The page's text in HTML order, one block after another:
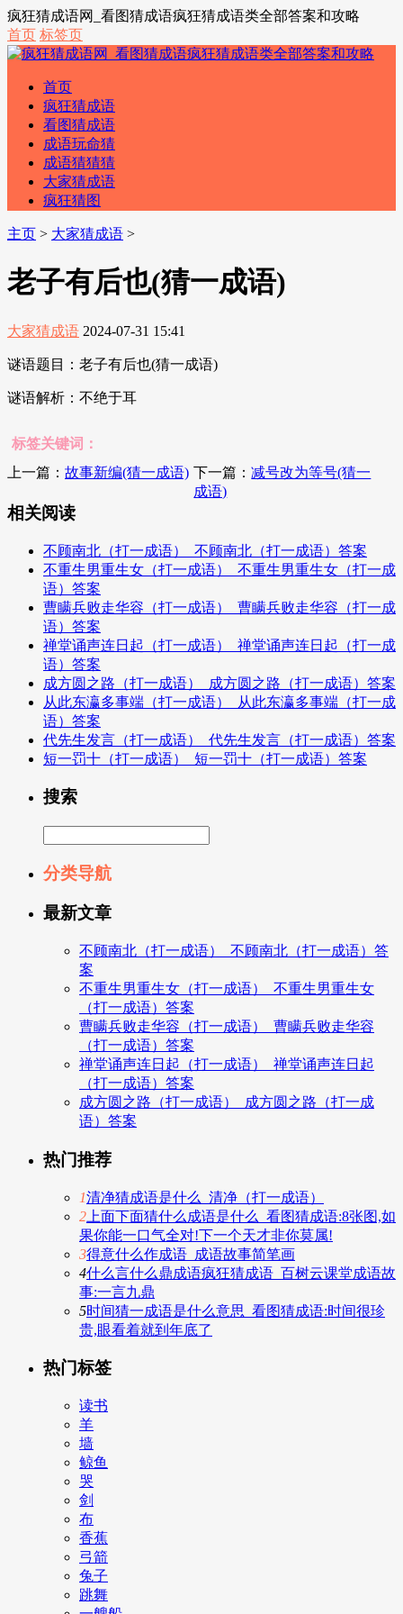
疯狂猜成语网_看图猜成语疯狂猜成语类全部答案和攻略
首页 标签页
首页
疯狂猜成语
看图猜成语
成语玩命猜
成语猜猜猜
大家猜成语
疯狂猜图
主页 > 大家猜成语 >
老子有后也(猜一成语)
大家猜成语 2024-07-31 15:41
谜语题目：老子有后也(猜一成语)
谜语解析：不绝于耳
标签关键词：
上一篇： 故事新编(猜一成语) 下一篇：减号改为等号(猜一
成语)
相关阅读
不顾南北（打一成语）_不顾南北（打一成语）答案
不重生男重生女（打一成语）_不重生男重生女（打一成
语）答案
曹瞒兵败走华容（打一成语）_曹瞒兵败走华容（打一成
语）答案
禅堂诵声连日起（打一成语）_禅堂诵声连日起（打一成
语）答案
成方圆之路（打一成语）_成方圆之路（打一成语）答案
从此东瀛多事端（打一成语）_从此东瀛多事端（打一成
语）答案
代先生发言（打一成语）_代先生发言（打一成语）答案
短一罚十（打一成语）_短一罚十（打一成语）答案
搜索
分类导航
最新文章
不顾南北（打一成语）_不顾南北（打一成语）答
案
不重生男重生女（打一成语）_不重生男重生女
（打一成语）答案
曹瞒兵败走华容（打一成语）_曹瞒兵败走华容
（打一成语）答案
禅堂诵声连日起（打一成语）_禅堂诵声连日起
（打一成语）答案
成方圆之路（打一成语）_成方圆之路（打一成
语）答案
热门推荐
1清净猜成语是什么_清净（打一成语）
2 上面下面猜什么成语是什么_看图猜成语:8张图,如
果你能一口气全对!下一个天才非你莫属!
3得意什么作成语_成语故事简笔画
4什么言什么鼎成语疯狂猜成语_百树云课堂成语故
事:一言九鼎
5时间猜一成语是什么意思_看图猜成语:时间很珍
贵,眼看着就到年底了
热门标签
读书
羊
墙
鲸鱼
哭
剑
布
香蕉
弓箭
兔子
跳舞